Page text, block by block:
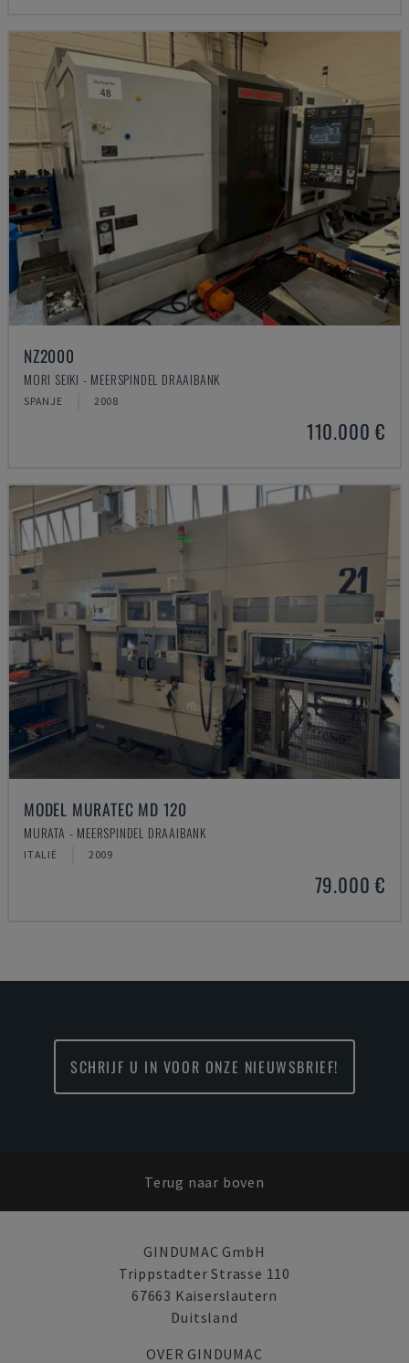
NZ2000
MORI SEIKI - MEERSPINDEL DRAAIBANK
SPANJE 2008
110.000 €
MODEL MURATEC MD 120
MURATA - MEERSPINDEL DRAAIBANK
ITALIË 2009
79.000 €
SCHRIJF U IN VOOR ONZE NIEUWSBRIEF!
Terug naar boven
GINDUMAC GmbH
Trippstadter Strasse 110
67663 Kaiserslautern
Duitsland
OVER GINDUMAC